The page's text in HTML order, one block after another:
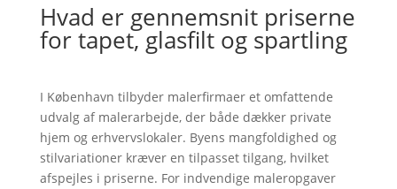
Hvad er gennemsnit priserne
for tapet, glasfilt og spartling
I København tilbyder malerfirmaer et omfattende
udvalg af malerarbejde, der både dækker private
hjem og erhvervslokaler. Byens mangfoldighed og
stilvariationer kræver en tilpasset tilgang, hvilket
afspejles i priserne. For indvendige maleropgaver